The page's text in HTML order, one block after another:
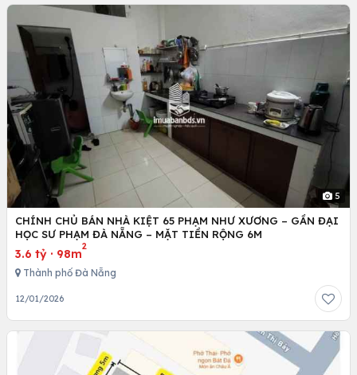
5
CHÍNH CHỦ BÁN NHÀ KIỆT 65 PHẠM NHƯ XƯƠNG – GẦN ĐẠI
HỌC SƯ PHẠM ĐÀ NẴNG – MẶT TIỀN RỘNG 6M
3.6 tỷ · 98m
2
Thành phố Đà Nẵng
12/01/2026